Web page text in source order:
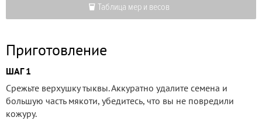
Таблица мер и весов
Приготовление
ШАГ 1
Срежьте верхушку тыквы. Аккуратно удалите семена и
большую часть мякоти, убедитесь, что вы не повредили
кожуру.